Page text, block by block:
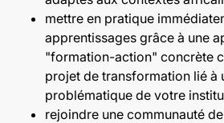
mettre en pratique
apprentissages grâce à une
"formation-action" concrète
projet de transformation lié à
problématique de votre
rejoindre une communauté